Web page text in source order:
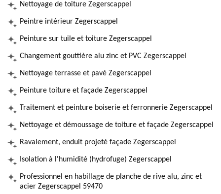
Nettoyage de toiture Zegerscappel
Peintre intérieur Zegerscappel
Peinture sur tuile et toiture Zegerscappel
Changement gouttière alu zinc et PVC Zegerscappel
Nettoyage terrasse et pavé Zegerscappel
Peinture toiture et façade Zegerscappel
Traitement et peinture boiserie et ferronnerie Zegerscappel
Nettoyage et démoussage de toiture et façade Zegerscappel
Ravalement, enduit projeté façade Zegerscappel
Isolation à l'humidité (hydrofuge) Zegerscappel
Professionnel en habillage de planche de rive alu, zinc et
acier Zegerscappel 59470